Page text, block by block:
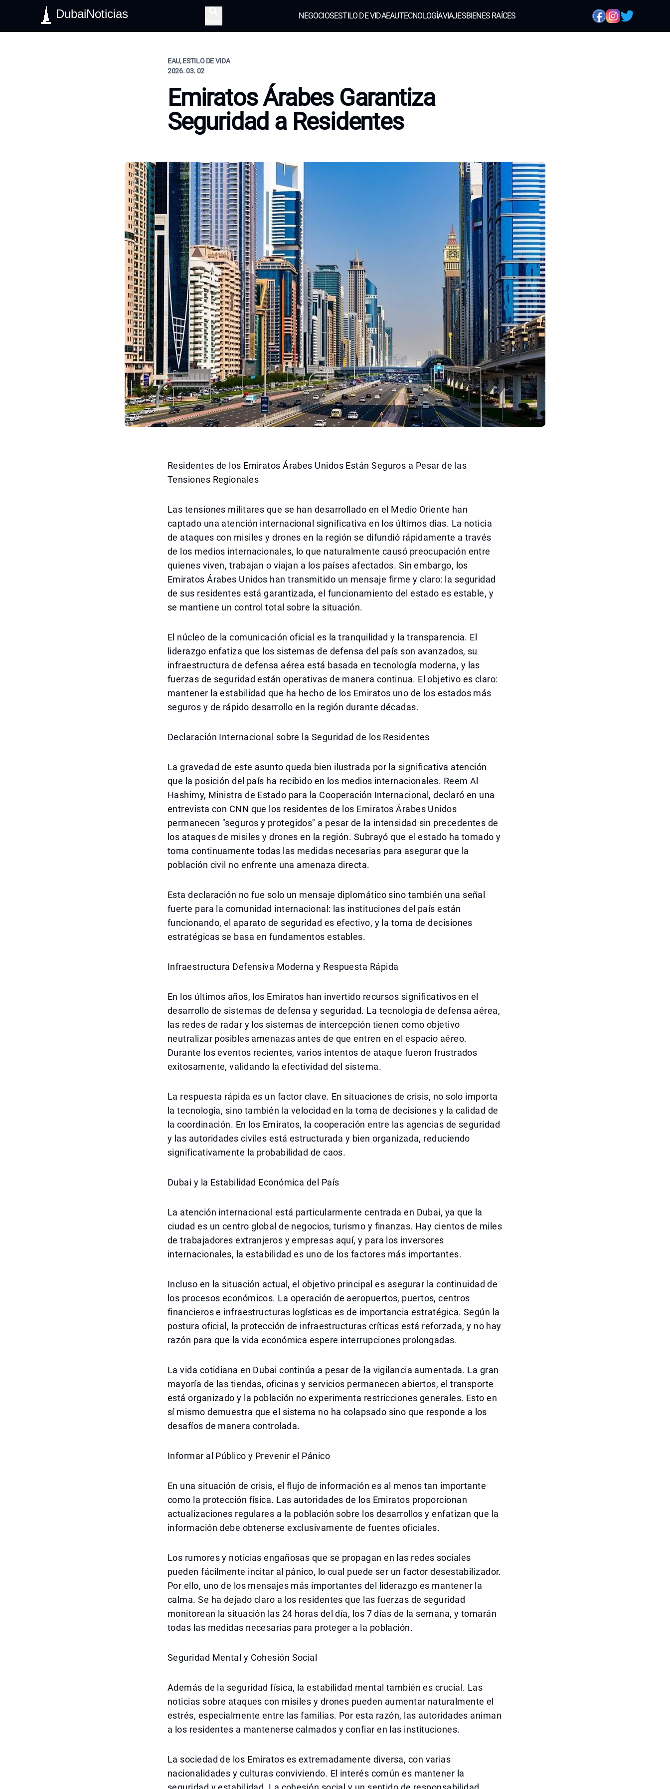
DubaiNoticias NEGOCIOSESTILO DE VIDAEAUTECNOLOGÍAVIAJESBIENES RAÍCES
EAU, ESTILO DE VIDA
2026. 03. 02
Emiratos Árabes Garantiza
Seguridad a Residentes
Residentes de los Emiratos Árabes Unidos Están Seguros a Pesar de las
Tensiones Regionales
Las tensiones militares que se han desarrollado en el Medio Oriente han
captado una atención internacional significativa en los últimos días. La noticia
de ataques con misiles y drones en la región se difundió rápidamente a través
de los medios internacionales, lo que naturalmente causó preocupación entre
quienes viven, trabajan o viajan a los países afectados. Sin embargo, los
Emiratos Árabes Unidos han transmitido un mensaje firme y claro: la seguridad
de sus residentes está garantizada, el funcionamiento del estado es estable, y
se mantiene un control total sobre la situación.
El núcleo de la comunicación oficial es la tranquilidad y la transparencia. El
liderazgo enfatiza que los sistemas de defensa del país son avanzados, su
infraestructura de defensa aérea está basada en tecnología moderna, y las
fuerzas de seguridad están operativas de manera continua. El objetivo es claro:
mantener la estabilidad que ha hecho de los Emiratos uno de los estados más
seguros y de rápido desarrollo en la región durante décadas.
Declaración Internacional sobre la Seguridad de los Residentes
La gravedad de este asunto queda bien ilustrada por la significativa atención
que la posición del país ha recibido en los medios internacionales. Reem Al
Hashimy, Ministra de Estado para la Cooperación Internacional, declaró en una
entrevista con CNN que los residentes de los Emiratos Árabes Unidos
permanecen "seguros y protegidos" a pesar de la intensidad sin precedentes de
los ataques de misiles y drones en la región. Subrayó que el estado ha tomado y
toma continuamente todas las medidas necesarias para asegurar que la
población civil no enfrente una amenaza directa.
Esta declaración no fue solo un mensaje diplomático sino también una señal
fuerte para la comunidad internacional: las instituciones del país están
funcionando, el aparato de seguridad es efectivo, y la toma de decisiones
estratégicas se basa en fundamentos estables.
Infraestructura Defensiva Moderna y Respuesta Rápida
En los últimos años, los Emiratos han invertido recursos significativos en el
desarrollo de sistemas de defensa y seguridad. La tecnología de defensa aérea,
las redes de radar y los sistemas de intercepción tienen como objetivo
neutralizar posibles amenazas antes de que entren en el espacio aéreo.
Durante los eventos recientes, varios intentos de ataque fueron frustrados
exitosamente, validando la efectividad del sistema.
La respuesta rápida es un factor clave. En situaciones de crisis, no solo importa
la tecnología, sino también la velocidad en la toma de decisiones y la calidad de
la coordinación. En los Emiratos, la cooperación entre las agencias de seguridad
y las autoridades civiles está estructurada y bien organizada, reduciendo
significativamente la probabilidad de caos.
Dubai y la Estabilidad Económica del País
La atención internacional está particularmente centrada en Dubai, ya que la
ciudad es un centro global de negocios, turismo y finanzas. Hay cientos de miles
de trabajadores extranjeros y empresas aquí, y para los inversores
internacionales, la estabilidad es uno de los factores más importantes.
Incluso en la situación actual, el objetivo principal es asegurar la continuidad de
los procesos económicos. La operación de aeropuertos, puertos, centros
financieros e infraestructuras logísticas es de importancia estratégica. Según la
postura oficial, la protección de infraestructuras críticas está reforzada, y no hay
razón para que la vida económica espere interrupciones prolongadas.
La vida cotidiana en Dubai continúa a pesar de la vigilancia aumentada. La gran
mayoría de las tiendas, oficinas y servicios permanecen abiertos, el transporte
está organizado y la población no experimenta restricciones generales. Esto en
sí mismo demuestra que el sistema no ha colapsado sino que responde a los
desafíos de manera controlada.
Informar al Público y Prevenir el Pánico
En una situación de crisis, el flujo de información es al menos tan importante
como la protección física. Las autoridades de los Emiratos proporcionan
actualizaciones regulares a la población sobre los desarrollos y enfatizan que la
información debe obtenerse exclusivamente de fuentes oficiales.
Los rumores y noticias engañosas que se propagan en las redes sociales
pueden fácilmente incitar al pánico, lo cual puede ser un factor desestabilizador.
Por ello, uno de los mensajes más importantes del liderazgo es mantener la
calma. Se ha dejado claro a los residentes que las fuerzas de seguridad
monitorean la situación las 24 horas del día, los 7 días de la semana, y tomarán
todas las medidas necesarias para proteger a la población.
Seguridad Mental y Cohesión Social
Además de la seguridad física, la estabilidad mental también es crucial. Las
noticias sobre ataques con misiles y drones pueden aumentar naturalmente el
estrés, especialmente entre las familias. Por esta razón, las autoridades animan
a los residentes a mantenerse calmados y confiar en las instituciones.
La sociedad de los Emiratos es extremadamente diversa, con varias
nacionalidades y culturas conviviendo. El interés común es mantener la